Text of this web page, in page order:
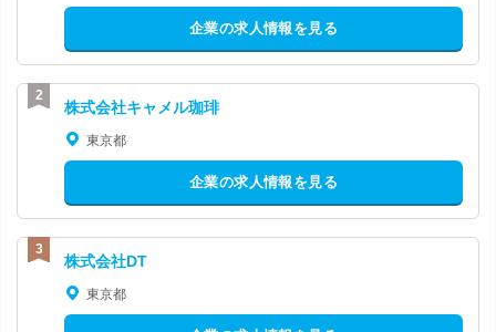
企業の求人情報を見る
株式会社キャメル珈琲
東京都
企業の求人情報を見る
株式会社DT
東京都